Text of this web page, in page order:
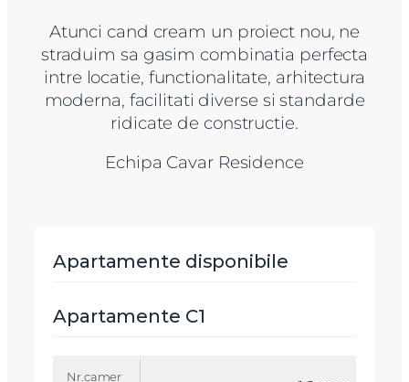
Atunci cand cream un proiect nou, ne
straduim sa gasim combinatia perfecta
intre locatie, functionalitate, arhitectura
moderna, facilitati diverse si standarde
ridicate de constructie.
Echipa Cavar Residence
Apartamente disponibile
Apartamente C1